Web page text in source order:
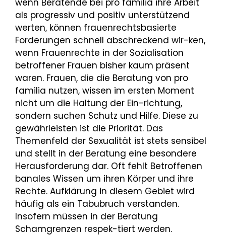
wenn Beratende bei pro familia ihre Arbeit
als progressiv und positiv unterstützend
werten, können frauenrechtsbasierte
Forderungen schnell abschreckend wir-ken,
wenn Frauenrechte in der Sozialisation
betroffener Frauen bisher kaum präsent
waren. Frauen, die die Beratung von pro
familia nutzen, wissen im ersten Moment
nicht um die Haltung der Ein-richtung,
sondern suchen Schutz und Hilfe. Diese zu
gewährleisten ist die Priorität. Das
Themenfeld der Sexualität ist stets sensibel
und stellt in der Beratung eine besondere
Herausforderung dar. Oft fehlt Betroffenen
banales Wissen um ihren Körper und ihre
Rechte. Aufklärung in diesem Gebiet wird
häufig als ein Tabubruch verstanden.
Insofern müssen in der Beratung
Schamgrenzen respek-tiert werden.